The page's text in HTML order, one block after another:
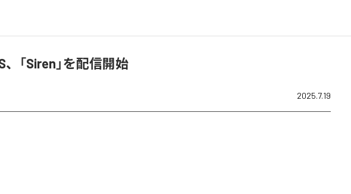
、「Siren」を配信開始
2025.7.19